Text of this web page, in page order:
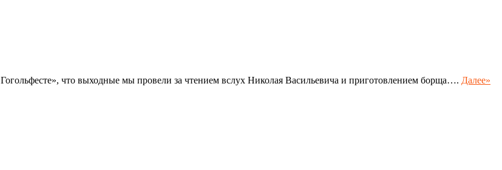
что выходные мы провели за чтением вслух Николая Васильевича и приготовлением борща…. Далее»